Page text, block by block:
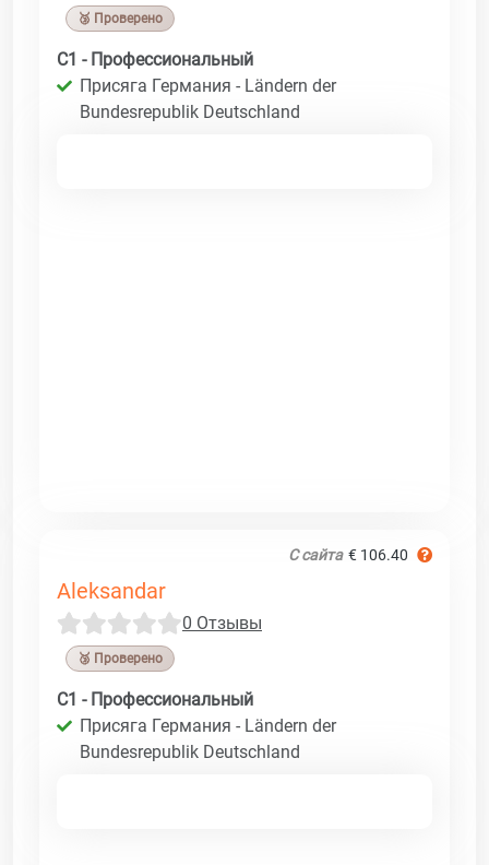
🥉 Проверено
C1 - Профессиональный
Присяга Германия - Ländern der
Bundesrepublik Deutschland
С сайта € 106.40
Aleksandar
0 Отзывы
🥉 Проверено
C1 - Профессиональный
Присяга Германия - Ländern der
Bundesrepublik Deutschland